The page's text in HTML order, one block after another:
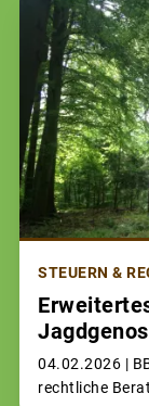
STEUERN &
04.02.2026 |
rechtliche